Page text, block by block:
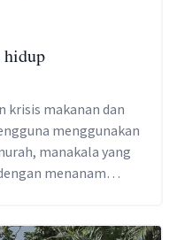
hidup
krisis makanan dan
menggunakan
manakala yang
menanam